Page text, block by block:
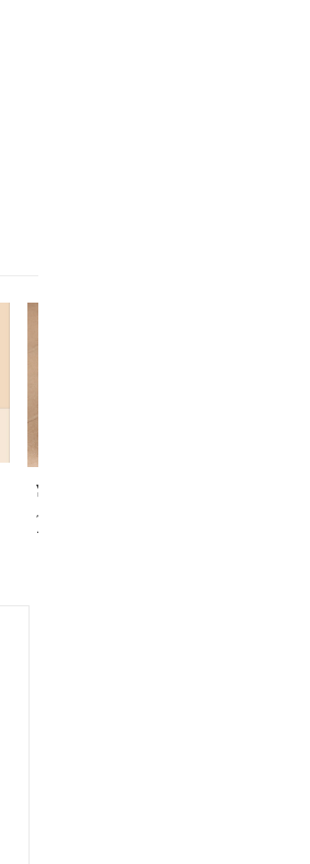
¥
ベルトメンズ 革 本革ベ
ーシックバックルベルト